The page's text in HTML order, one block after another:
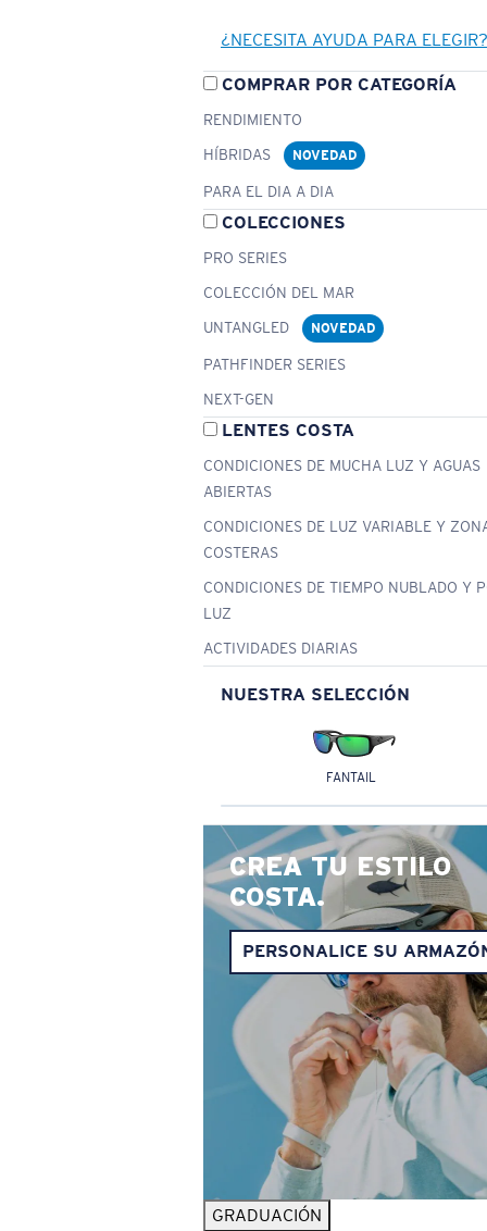
¿NECESITA AYUDA PARA ELEGIR?
COMPRAR POR CATEGORÍA
RENDIMIENTO
HÍBRIDAS
NOVEDAD
PARA EL DIA A DIA
COLECCIONES
PRO SERIES
COLECCIÓN DEL MAR
UNTANGLED
NOVEDAD
PATHFINDER SERIES
NEXT-GEN
LENTES COSTA
CONDICIONES DE MUCHA LUZ Y AGUAS
ABIERTAS
CONDICIONES DE LUZ VARIABLE Y
COSTERAS
CONDICIONES DE TIEMPO NUBLADO Y
LUZ
ACTIVIDADES DIARIAS
NUESTRA SELECCIÓN
FANTAIL
CREA TU ESTILO
COSTA.
PERSONALICE SU
GRADUACIÓN